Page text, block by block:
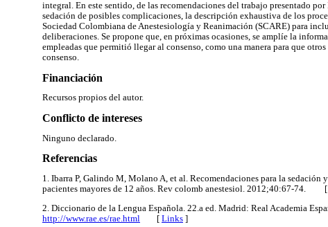
integral. En este sentido, de las recomendaciones del trabajo presentado por
sedación de posibles complicaciones, la descripción exhaustiva de los
Sociedad Colombiana de Anestesiología y Reanimación (SCARE) para
deliberaciones. Se propone que, en próximas ocasiones, se amplíe la
empleadas que permitió llegar al consenso, como una manera para que
consenso.
Financiación
Recursos propios del autor.
Conflicto de intereses
Ninguno declarado.
Referencias
1. Ibarra P, Galindo M, Molano A, et al. Recomendaciones para la
pacientes mayores de 12 años. Rev colomb anestesiol. 2012;40:67-74. [
2. Diccionario de la Lengua Española. 22.a ed. Madrid: Real Academia
http://www.rae.es/rae.html [ Links ]